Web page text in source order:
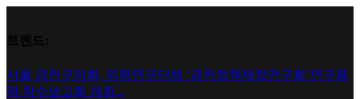
서울 금천구의회, 의원연구단체 ‘금천정책재정연구회’연구용
역 착수보고회 개최...